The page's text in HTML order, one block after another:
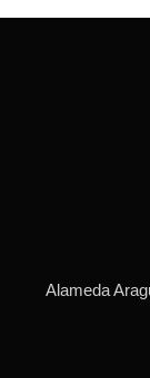
Alameda